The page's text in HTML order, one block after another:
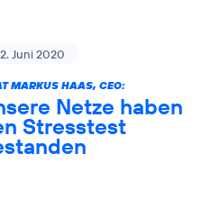
Juni 2020
MARKUS HAAS, CEO:
Netze haben
Stresstest